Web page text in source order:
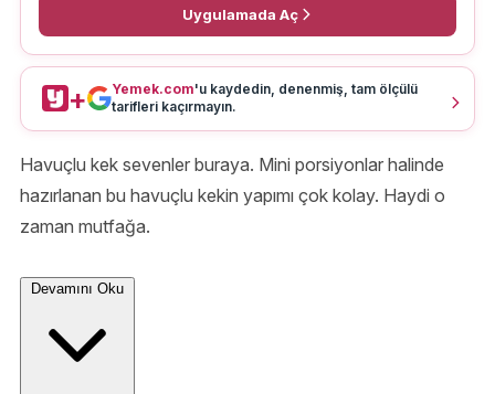
Uygulamada Aç
+ Yemek.com'u kaydedin, denenmiş, tam ölçülü
tarifleri kaçırmayın.
Havuçlu kek sevenler buraya. Mini porsiyonlar halinde
hazırlanan bu havuçlu kekin yapımı çok kolay. Haydi o
zaman mutfağa.
Devamını Oku